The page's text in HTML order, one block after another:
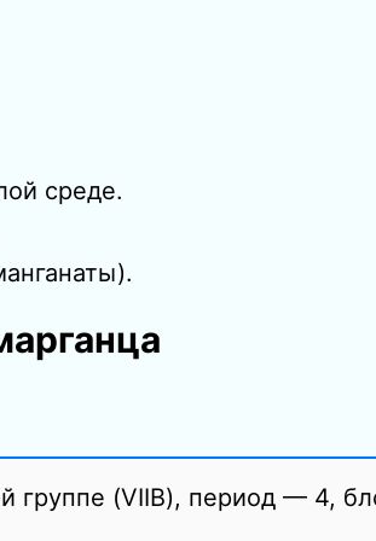
среде.
й группе (VIIB), период — 4,